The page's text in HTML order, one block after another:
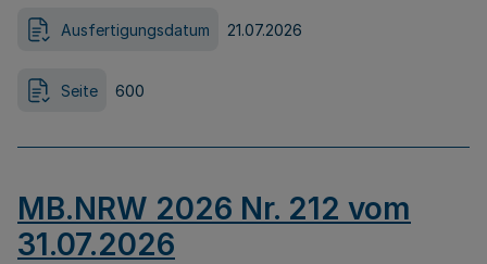
Ausfertigungsdatum 21.07.2026
Seite 600
MB.NRW 2026 Nr. 212 vom
31.07.2026